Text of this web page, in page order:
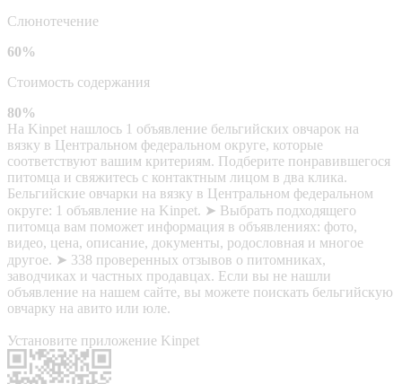
Слюнотечение
60%
Стоимость содержания
80%
На Kinpet нашлось 1 объявление бельгийских овчарок на
вязку в Центральном федеральном округе, которые
соответствуют вашим критериям. Подберите понравившегося
питомца и свяжитесь с контактным лицом в два клика.
Бельгийские овчарки на вязку в Центральном федеральном
округе: 1 объявление на Kinpet. ➤ Выбрать подходящего
питомца вам поможет информация в объявлениях: фото,
видео, цена, описание, документы, родословная и многое
другое. ➤ 338 проверенных отзывов о питомниках,
заводчиках и частных продавцах. Если вы не нашли
объявление на нашем сайте, вы можете поискать бельгийскую
овчарку на авито или юле.
Установите приложение Kinpet